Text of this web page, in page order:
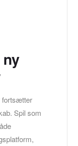
fortsætter
Spil som